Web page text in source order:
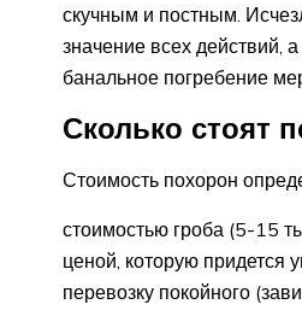
скучным и постным.
значение всех действий,
банальное погребение
Сколько стоят
Стоимость похорон
стоимостью гроба (5-15
ценой, которую придется
перевозку покойного